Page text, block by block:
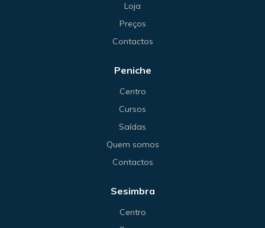
Loja
Preços
Contactos
Peniche
Centro
Cursos
Saídas
Quem somos
Contactos
Sesimbra
Centro